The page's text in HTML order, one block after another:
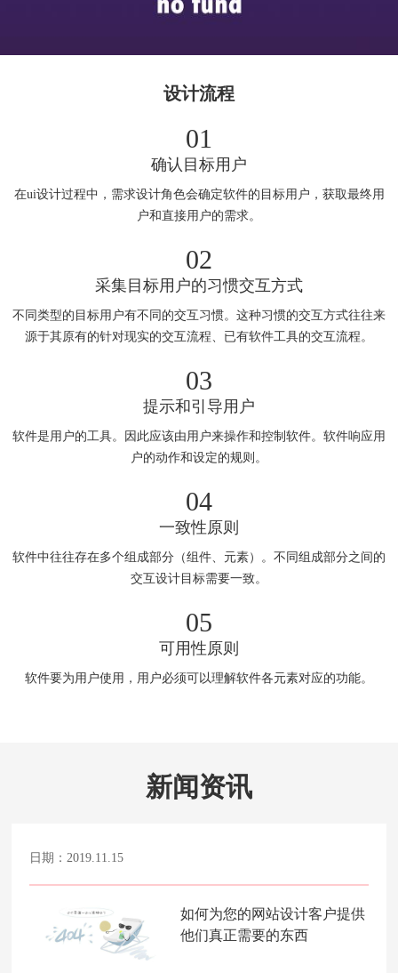
设计流程
01
确认目标用户
在ui设计过程中，需求设计角色会确定软件的目标用户，获取最终用
户和直接用户的需求。
02
采集目标用户的习惯交互方式
不同类型的目标用户有不同的交互习惯。这种习惯的交互方式往往来
源于其原有的针对现实的交互流程、已有软件工具的交互流程。
03
提示和引导用户
软件是用户的工具。因此应该由用户来操作和控制软件。软件响应用
户的动作和设定的规则。
04
一致性原则
软件中往往存在多个组成部分（组件、元素）。不同组成部分之间的
交互设计目标需要一致。
05
可用性原则
软件要为用户使用，用户必须可以理解软件各元素对应的功能。
新闻资讯
日期：2019.11.15
如何为您的网站设计客户提供
他们真正需要的东西